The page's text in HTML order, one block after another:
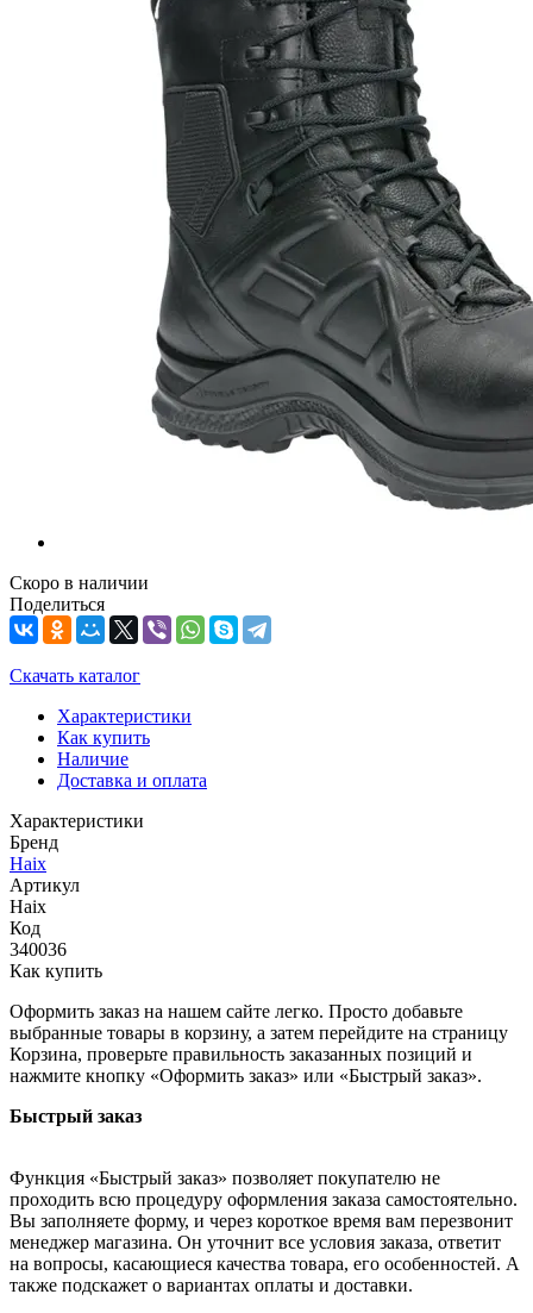
Скоро в наличии
Поделиться
Скачать каталог
Характеристики
Как купить
Наличие
Доставка и оплата
Характеристики
Бренд
Haix
Артикул
Haix
Код
340036
Как купить
Оформить заказ на нашем сайте легко. Просто добавьте
выбранные товары в корзину, а затем перейдите на страницу
Корзина, проверьте правильность заказанных позиций и
нажмите кнопку «Оформить заказ» или «Быстрый заказ».
Быстрый заказ
Функция «Быстрый заказ» позволяет покупателю не
проходить всю процедуру оформления заказа самостоятельно.
Вы заполняете форму, и через короткое время вам перезвонит
менеджер магазина. Он уточнит все условия заказа, ответит
на вопросы, касающиеся качества товара, его особенностей. А
также подскажет о вариантах оплаты и доставки.